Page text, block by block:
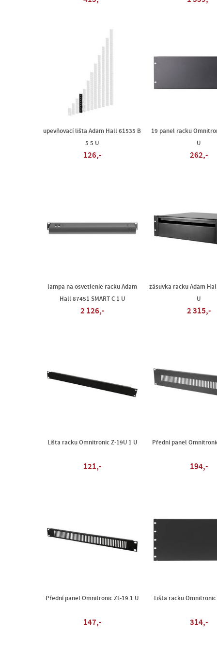
upevňovací lišta Adam Hall 61535 B
5 5 U
126,-
19 panel racku
U
262,-
lampa na osvetlenie racku Adam
Hall 87451 SMART C 1 U
2 126,-
zásuvka racku Adam
U
2 315,-
Lišta racku Omnitronic Z-19U 1 U
121,-
Přední panel
194,-
Přední panel Omnitronic ZL-19 1 U
147,-
Lišta racku Omnitronic
314,-